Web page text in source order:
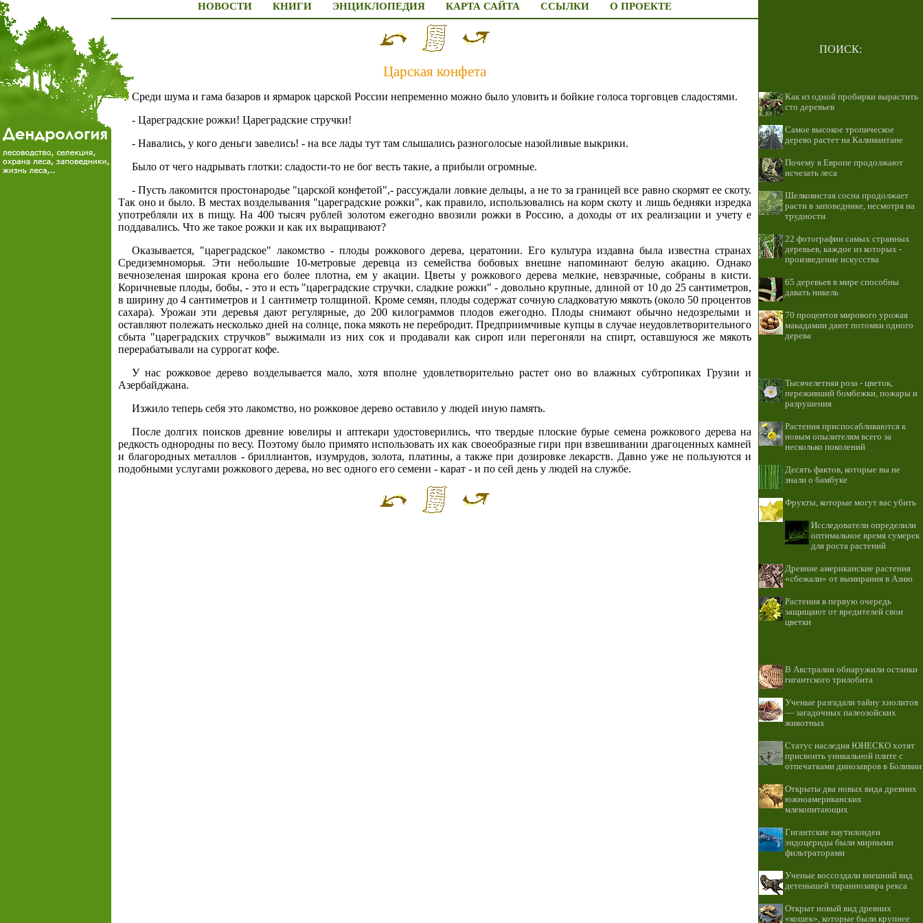
НОВОСТИ КНИГИ ЭНЦИКЛОПЕДИЯ КАРТА САЙТА ССЫЛКИ О ПРОЕКТЕ
Царская конфета
Среди шума и гама базаров и ярмарок царской России непременно можно было уловить и бойкие голоса торговцев сладостями.
- Цареградские рожки! Цареградские стручки!
- Навались, у кого деньги завелись! - на все лады тут там слышались разноголосые назойливые выкрики.
Было от чего надрывать глотки: сладости-то не бог весть такие, а прибыли огромные.
- Пусть лакомится простонародье "царской конфетой",- рассуждали ловкие дельцы, а не то за границей все равно скормят ее скоту.
Так оно и было. В местах возделывания "цареградские рожки", как правило, использовались на корм скоту и лишь бедняки изредка
употребляли их в пищу. На 400 тысяч рублей золотом ежегодно ввозили рожки в Россию, а доходы от их реализации и учету е
поддавались. Что же такое рожки и как их выращивают?
Оказывается, "цареградское" лакомство - плоды рожкового дерева, цератонии. Его культура издавна была известна странах
Средиземноморья. Эти небольшие 10-метровые деревца из семейства бобовых внешне напоминают белую акацию. Однако
вечнозеленая широкая крона его более плотна, ем у акации. Цветы у рожкового дерева мелкие, невзрачные, собраны в кисти.
Коричневые плоды, бобы, - это и есть "цареградские стручки, сладкие рожки" - довольно крупные, длиной от 10 до 25 сантиметров,
в ширину до 4 сантиметров и 1 сантиметр толщиной. Кроме семян, плоды содержат сочную сладковатую мякоть (около 50 процентов
сахара). Урожаи эти деревья дают регулярные, до 200 килограммов плодов ежегодно. Плоды снимают обычно недозрелыми и
оставляют полежать несколько дней на солнце, пока мякоть не перебродит. Предприимчивые купцы в случае неудовлетворительного
сбыта "цареградских стручков" выжимали из них сок и продавали как сироп или перегоняли на спирт, оставшуюся же мякоть
перерабатывали на суррогат кофе.
У нас рожковое дерево возделывается мало, хотя вполне удовлетворительно растет оно во влажных субтропиках Грузии и
Азербайджана.
Изжило теперь себя это лакомство, но рожковое дерево оставило у людей иную память.
После долгих поисков древние ювелиры и аптекари удостоверились, что твердые плоские бурые семена рожкового дерева на
редкость однородны по весу. Поэтому было примято использовать их как своеобразные гири при взвешивании драгоценных камней
и благородных металлов - бриллиантов, изумрудов, золота, платины, а также при дозировке лекарств. Давно уже не пользуются и
подобными услугами рожкового дерева, но вес одного его семени - карат - и по сей день у людей на службе.
ПОИСК:
Как из одной пробирки вырастить
сто деревьев
Самое высокое тропическое
дерево растет на Калимантане
Почему в Европе продолжают
исчезать леса
Шелковистая сосна продолжает
расти в заповеднике, несмотря на
трудности
22 фотографии самых странных
деревьев, каждое из которых -
произведение искусства
65 деревьев в мире способны
давать никель
70 процентов мирового урожая
макадамии дают потомки одного
дерева
Тысячелетняя роза - цветок,
переживший бомбежки, пожары и
разрушения
Растения приспосабливаются к
новым опылителям всего за
несколько поколений
Десять фактов, которые вы не
знали о бамбуке
Фрукты, которые могут вас убить
Исследователи определили
оптимальное время сумерек
для роста растений
Древние американские растения
«сбежали» от вымирания в Азию
Растения в первую очередь
защищают от вредителей свои
цветки
В Австралии обнаружили останки
гигантского трилобита
Ученые разгадали тайну хиолитов
— загадочных палеозойских
животных
Статус наследия ЮНЕСКО хотят
присвоить уникальной плите с
отпечатками динозавров в Боливии
Открыты два новых вида древних
южноамериканских
млекопитающих
Гигантские наутилоидеи
эндоцериды были мирными
фильтраторами
Ученые воссоздали внешний вид
детенышей тираннозавра рекса
Открыт новый вид древних
«кошек», которые были крупнее